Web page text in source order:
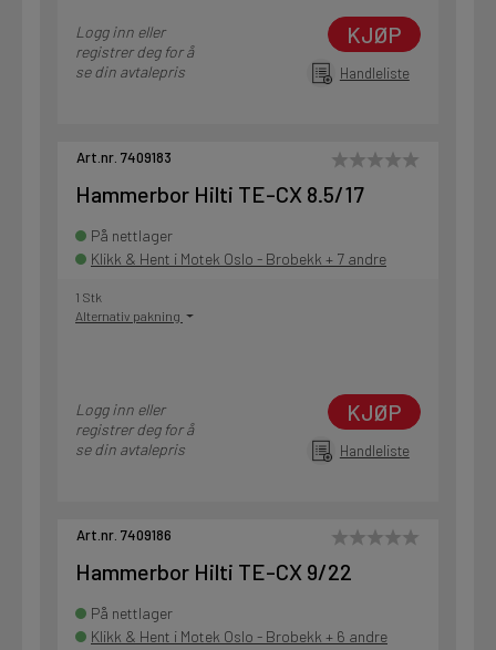
Logg inn eller
registrer deg for å
se din avtalepris
KJØP
Handleliste
Art.nr. 7409183
Hammerbor Hilti TE-CX 8.5/17
På nettlager
Klikk & Hent i Motek Oslo - Brobekk + 7 andre
1 Stk
Alternativ pakning
Logg inn eller
registrer deg for å
se din avtalepris
KJØP
Handleliste
Art.nr. 7409186
Hammerbor Hilti TE-CX 9/22
På nettlager
Klikk & Hent i Motek Oslo - Brobekk + 6 andre